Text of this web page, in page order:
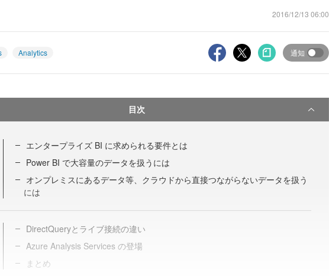
2016/12/13 06:00
Analytics 通知
目次
エンタープライズ BI に求められる要件とは
Power BI で大容量のデータを扱うには
オンプレミスにあるデータ等、クラウドから直接つながらないデータを扱う
には
DirectQueryとライブ接続の違い
Azure Analysis Services の登場
まとめ